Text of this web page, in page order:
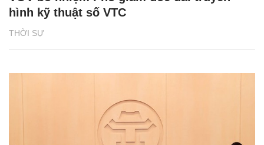
THỜI SỰ
hình kỹ thuật số VTC